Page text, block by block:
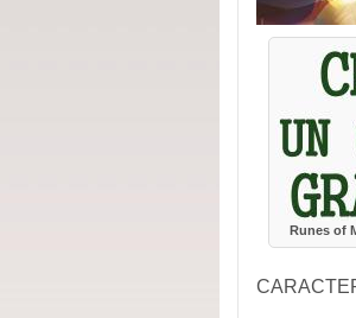
Runes of